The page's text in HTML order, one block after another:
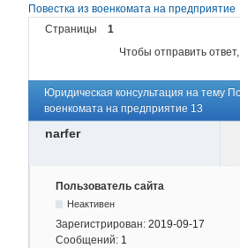
Повестка из военкомата на предприятие
Страницы
1
Чтобы отправить
Юридическая консультация на тему
военкомата на предприятие 13
narfer
Пользователь сайта
Неактивен
Зарегистрирован: 2019-09-17
Сообщений: 1